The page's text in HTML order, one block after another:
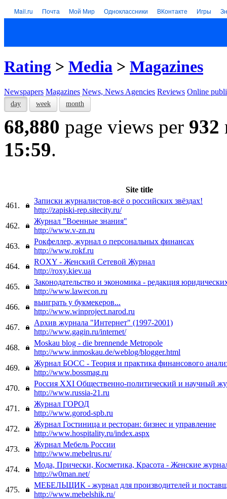
Mail.ru Почта Мой Мир Одноклассники ВКонтакте Игры
Rating > Media > Magazines
Newspapers Magazines News, News Agencies Reviews Online
day week month
68,880 page views per 932
15:59.
Site title
461.
Записки журналистов-всё о российских звёздах!
http://zapiski-rep.sitecity.ru/
462.
Журнал "Военные знания"
http://www.v-zn.ru
463.
Рокфеллер, журнал о персональных финансах
http://www.rokf.ru
464.
ROXY - Женский Сетевой Журнал
http://roxy.kiev.ua
465.
Законодательство и экономика - редакция
http://www.lawecon.ru
466.
выиграть у букмекеров...
http://www.winproject.narod.ru
467.
Архив журнала "Интернет" (1997-2001)
http://www.gagin.ru/internet/
468.
Moskau blog - die brennende Metropole
http://www.inmoskau.de/weblog/blogger.html
469.
Журнал БОСС - Теория и практика финансового
http://www.bossmag.ru
470.
Россия XXI Общественно-политический и научный
http://www.russia-21.ru
471.
Журнал ГОРОД
http://www.gorod-spb.ru
472.
Журнал Гостиница и ресторан: бизнес и управление
http://www.hospitality.ru/index.aspx
473.
Журнал Мебель России
http://www.mebelrus.ru/
474.
Мода, Прически, Косметика, Красота - Женские
http://w0man.net/
475.
МЕБЕЛЬЩИК - журнал для производителей и
http://www.mebelshik.ru/